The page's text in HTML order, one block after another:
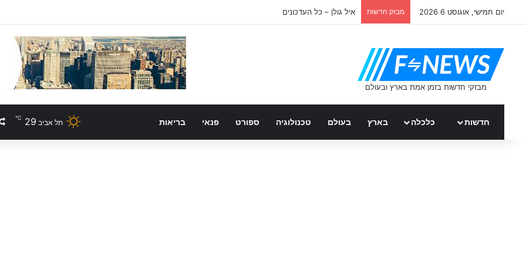
יום חמישי, אוגוסט 6 2026 מבזק חדשות איל גולן – כל העדכונים
חדשות כלכלה בארץ בעולם טכנולוגיה ספורט פנאי בריאות תל אביב 29
℃